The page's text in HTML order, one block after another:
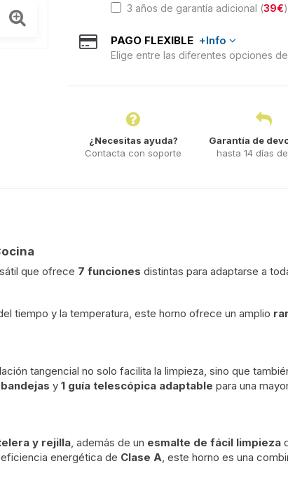
3 años de garantía adicional (39€)
PAGO FLEXIBLE +Info
Elige entre las diferentes opciones
¿Necesitas ayuda?
Contacta con soporte
Garantía de
hasta 14 días
que ofrece 7 funciones distintas para adaptarse a
tiempo y la temperatura, este horno ofrece un amplio
tangencial no solo facilita la limpieza, sino que
y 1 guía telescópica adaptable para una
y rejilla, además de un esmalte de fácil limpieza
energética de Clase A, este horno es una